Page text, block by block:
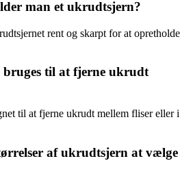
man et ukrudtsjern?
rent og skarpt for at opretholde
til at fjerne ukrudt
til at fjerne ukrudt mellem fliser eller i
af ukrudtsjern at vælge